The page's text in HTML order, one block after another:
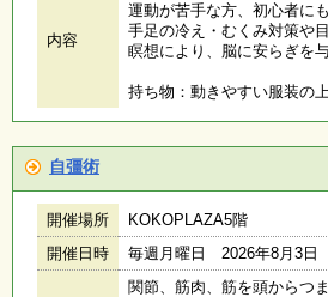
・
約
い
内容
運動が苦手な方、初心者に
手足の冷え・むくみ対策や
瞑想により、脳に安らぎを
持ち物：動きやすい服装の
自彊術
開催場所
KOKOPLAZA5階
開催日時
毎週月曜日 2026年8月3
関節、筋肉、筋を頭からつ